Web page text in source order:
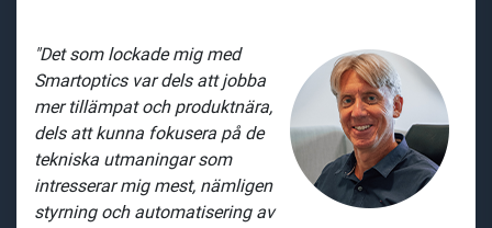
"Det som lockade mig med
Smartoptics var dels att jobba
mer tillämpat och produktnära,
dels att kunna fokusera på de
tekniska utmaningar som
intresserar mig mest, nämligen
styrning och automatisering av